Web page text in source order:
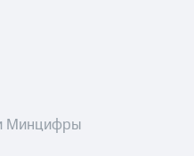
Минцифры